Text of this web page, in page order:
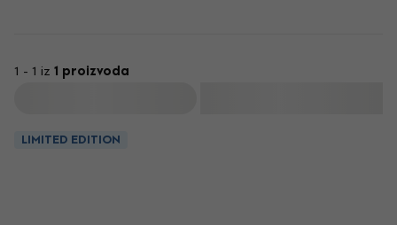
1 - 1 iz 1 proizvoda
LIMITED EDITION